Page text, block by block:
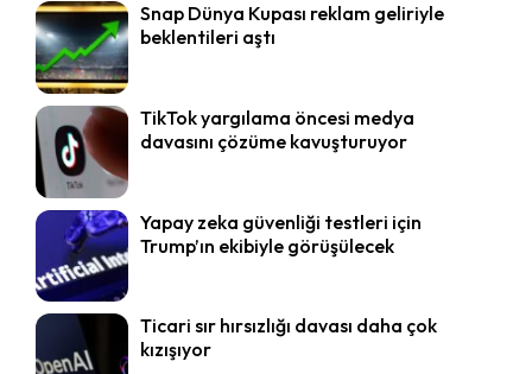
Snap Dünya Kupası reklam geliriyle
beklentileri aştı
TikTok yargılama öncesi medya
davasını çözüme kavuşturuyor
Yapay zeka güvenliği testleri için
Trump’ın ekibiyle görüşülecek
Ticari sır hırsızlığı davası daha çok
kızışıyor